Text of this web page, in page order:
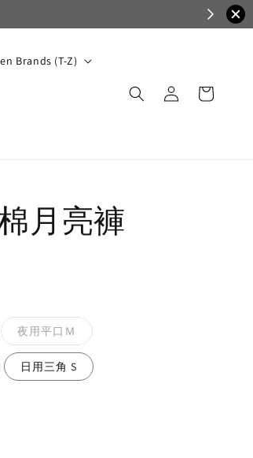
Brands (T-Z)
月亮褲
夜用平口Ｍ
日用三角 S